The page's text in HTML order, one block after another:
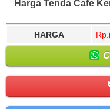
Harga Tenda Cafe
HARGA Rp.